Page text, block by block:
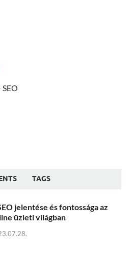
TAGS
jelentése és fontossága az
üzleti világban